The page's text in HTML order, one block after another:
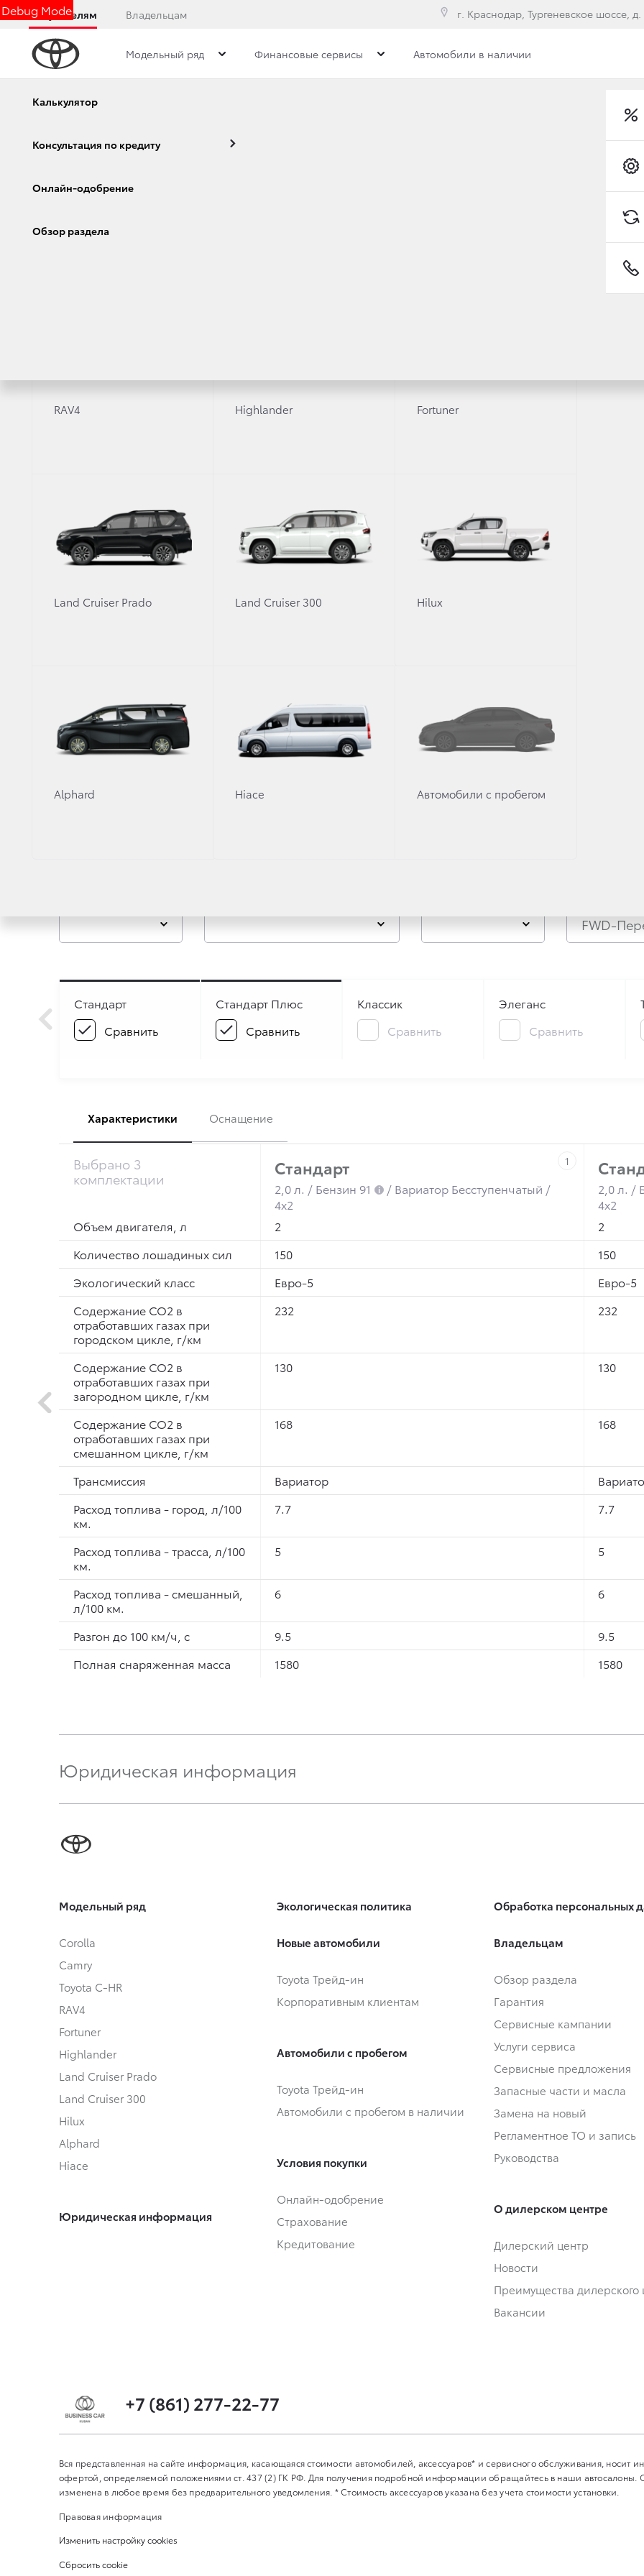
Debug Mode
Покупателям Владельцам г. Краснодар, Тургеневское шоссе, д.
Модельный ряд
RAV4 Highlander Fortuner
Land Cruiser Prado Land Cruiser 300 Hilux
Alphard Hiace Автомобили с пробегом
Финансовые сервисы
Калькулятор
Консультация по кредиту
Онлайн-одобрение
Обзор раздела
Автомобили в наличии
Обзор
2 л·Бензин·Вариатор
Показать все опции (105)
2 л·Бензин·Вариатор
Декоративные молдинги
Показать все опции (117)
* ДжиАр Спорт ** Престиж + система безопасности Toyota Safety Sence *** Люкс + система безопасности Toyota Safety Sence
FWD-
Стандарт
Сравнить
Стандарт Плюс
Сравнить
Классик
Сравнить
Элеганс
Сравнить
Характеристики Оснащение
Выбрано 3
комплектации
Объем двигателя, л
Количество лошадиных сил
Экологический класс
Содержание СО2 в
отработавших газах при
городском цикле, г/км
Содержание СО2 в
отработавших газах при
загородном цикле, г/км
Содержание СО2 в
отработавших газах при
смешанном цикле, г/км
Трансмиссия
Расход топлива - город, л/100
км.
Расход топлива - трасса, л/100
км.
Расход топлива - смешанный,
л/100 км.
Разгон до 100 км/ч, с
Полная снаряженная масса
1
Стандарт
2,0 л. / Бензин 91 / Вариатор Бесступенчатый /
4x2
2
150
Евро-5
232
130
168
Вариатор
7.7
5
6
9.5
1580
2,0 л. /
4x2
2
150
Евро-5
232
130
168
7.7
5
6
9.5
1580
Юридическая информация
Модельный ряд
Corolla
Camry
Toyota C-HR
RAV4
Fortuner
Highlander
Land Cruiser Prado
Land Cruiser 300
Hilux
Alphard
Hiace
Юридическая информация
Экологическая политика
Новые автомобили
Toyota Трейд-ин
Корпоративным клиентам
Автомобили с пробегом
Toyota Трейд-ин
Автомобили с пробегом в наличии
Условия покупки
Онлайн-одобрение
Страхование
Кредитование
Обработка персональных
Владельцам
Обзор раздела
Гарантия
Сервисные кампании
Услуги сервиса
Сервисные предложения
Запасные части и масла
Замена на новый
Регламентное ТО и запись
Руководства
О дилерском центре
Дилерский центр
Новости
Преимущества дилерского
Вакансии
+7 (861) 277-22-77
Вся представленная на сайте информация, касающаяся стоимости автомобилей, аксессуаров* и сервисного обслуживания, носит
офертой, определяемой положениями ст. 437 (2) ГК РФ. Для получения подробной информации обращайтесь в наши
изменена в любое время без предварительного уведомления. * Стоимость аксессуаров указана без учета стоимости установки.
Правовая информация
Изменить настройку cookies
Сбросить cookie